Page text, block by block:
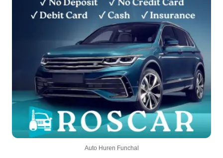
Auto Huren Funchal